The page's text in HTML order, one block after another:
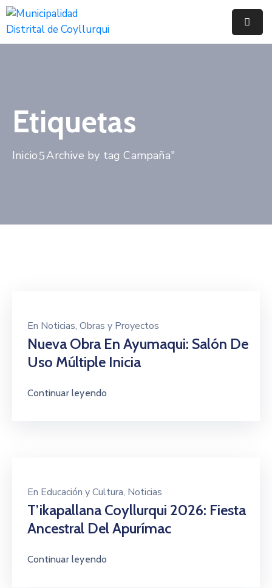
Noticias
Trámites
Y
Etiquetas
Inicio Archive by tag Campaña"
En Noticias‚ Obras y Proyectos
Nueva Obra En Ayumaqui: Salón De
Uso Múltiple Inicia
Continuar leyendo
En Educación y Cultura‚ Noticias
T’ikapallana Coyllurqui 2026: Fiesta
Ancestral Del Apurímac
Continuar leyendo